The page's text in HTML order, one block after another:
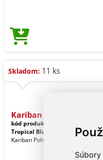
Skladom: 11 ks
Kariban Bio150ic Men's
kód produktu:
Tropical Blue
Kariban Pohlavie: Muži